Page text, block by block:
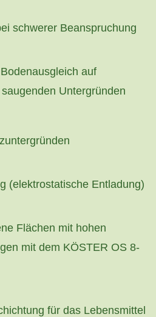
schwerer Beanspruchung
auf
Untergründen
(elektrostatische Entladung)
Flächen mit hohen
mit dem KÖSTER OS 8-
für das Lebensmittel